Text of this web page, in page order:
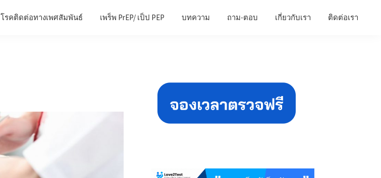
โรคติดต่อทางเพศสัมพันธ์ เพร็พ PrEP/ เป็ป PEP บทความ ถาม-ตอบ เกี่ยวกับเรา ติดต่อเรา
Sidebar